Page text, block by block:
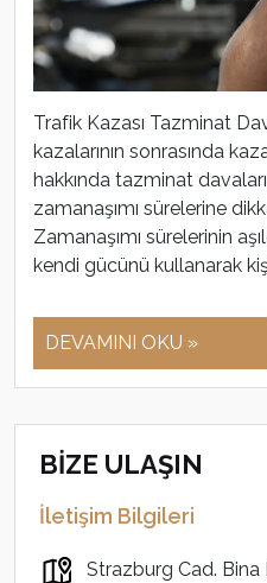
Trafik Kazası Tazminat
kazalarının sonrasında
hakkında tazminat
zamanaşımı sürelerine
Zamanaşımı sürelerinin
kendi gücünü kullanarak
DEVAMINI OKU »
BİZE ULAŞIN
İletişim Bilgileri
Strazburg Cad. Bina